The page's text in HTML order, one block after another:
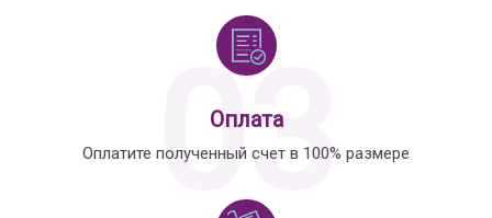
03
Оплата
Оплатите полученный счет в 100% размере